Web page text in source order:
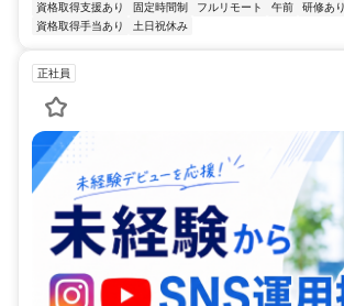
資格取得支援あり 固定時間制 フルリモート 午前 研修あり
資格取得手当あり
土日祝休み
正社員